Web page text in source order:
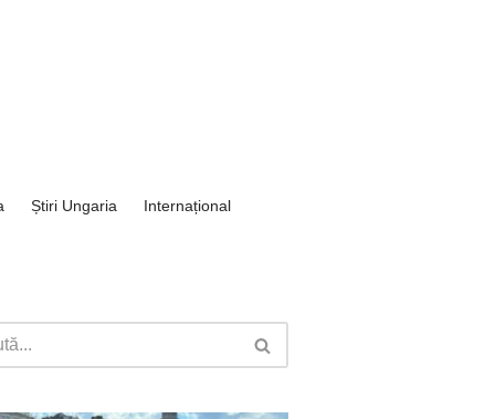
Știri Ungaria Internațional